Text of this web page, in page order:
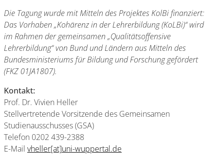
Die Tagung wurde mit Mitteln des Projektes KolBi finanziert:
Das Vorhaben „Kohärenz in der Lehrerbildung (KoLBi)“ wird
im Rahmen der gemeinsamen „Qualitätsoffensive
Lehrerbildung“von Bund und Ländern aus Mitteln des
Bundesministeriums für Bildung und Forschung gefördert
(FKZ 01JA1807).
Kontakt:
Prof. Dr. Vivien Heller
Stellvertretende Vorsitzende des Gemeinsamen
Studienausschusses (GSA)
Telefon 0202 439-2388
E-Mail vheller[at]uni-wuppertal.de